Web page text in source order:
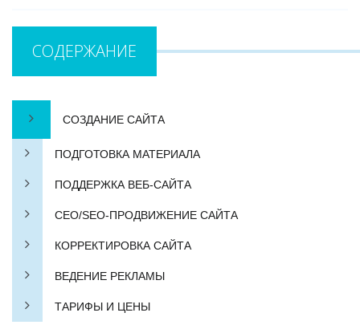
СОДЕРЖАНИЕ
СОЗДАНИЕ САЙТА
ПОДГОТОВКА МАТЕРИАЛА
ПОДДЕРЖКА ВЕБ-САЙТА
СЕО/SEO-ПРОДВИЖЕНИЕ САЙТА
КОРРЕКТИРОВКА САЙТА
ВЕДЕНИЕ РЕКЛАМЫ
ТАРИФЫ И ЦЕНЫ